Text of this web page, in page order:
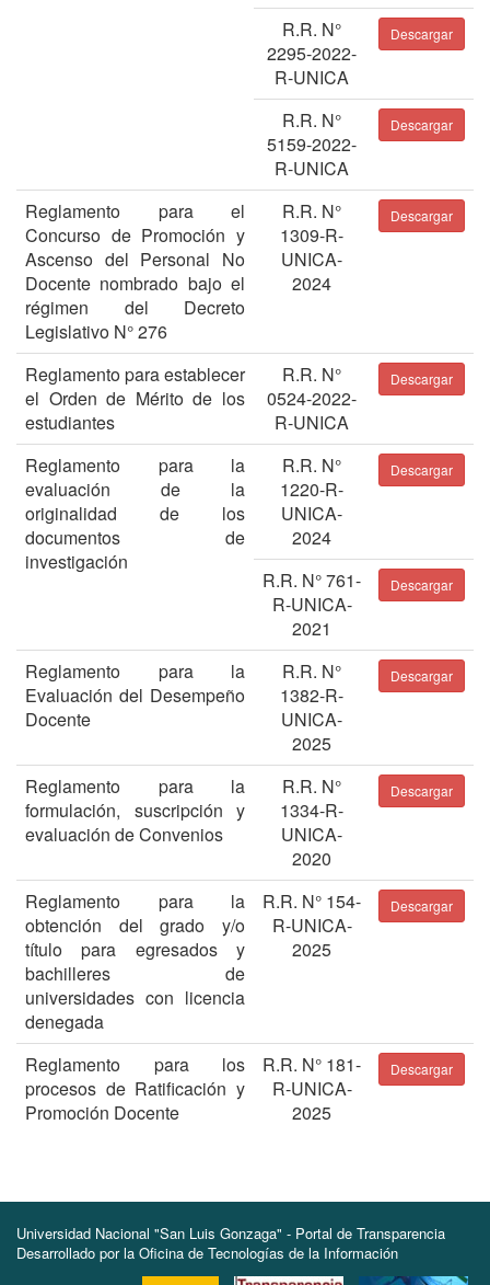
R.R. N°
2295-2022-
R-UNICA
Descargar
R.R. N°
5159-2022-
R-UNICA
Descargar
Reglamento para el
Concurso de Promoción y
Ascenso del Personal No
Docente nombrado bajo el
régimen del Decreto
Legislativo N° 276
R.R. N°
1309-R-
UNICA-
2024
Descargar
Reglamento para establecer
el Orden de Mérito de los
estudiantes
R.R. N°
0524-2022-
R-UNICA
Descargar
Reglamento para la
evaluación de la
originalidad de los
documentos de
investigación
R.R. N°
1220-R-
UNICA-
2024
Descargar
R.R. N° 761-
R-UNICA-
2021
Descargar
Reglamento para la
Evaluación del Desempeño
Docente
R.R. N°
1382-R-
UNICA-
2025
Descargar
Reglamento para la
formulación, suscripción y
evaluación de Convenios
R.R. N°
1334-R-
UNICA-
2020
Descargar
Reglamento para la
obtención del grado y/o
título para egresados y
bachilleres de
universidades con licencia
denegada
R.R. N° 154-
R-UNICA-
2025
Descargar
Reglamento para los
procesos de Ratificación y
Promoción Docente
R.R. N° 181-
R-UNICA-
2025
Descargar
Universidad Nacional "San Luis Gonzaga" - Portal de Transparencia
Desarrollado por la Oficina de Tecnologías de la Información